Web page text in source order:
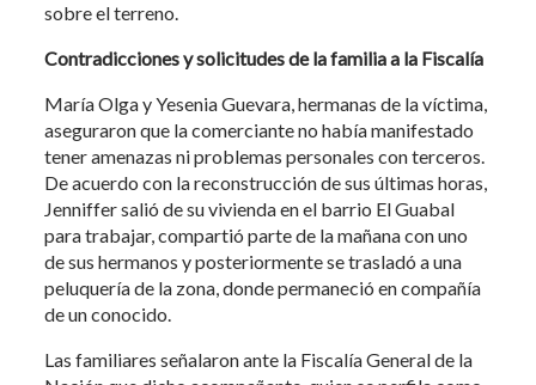
sobre el terreno.
Contradicciones y solicitudes de la familia a la Fiscalía
María Olga y Yesenia Guevara, hermanas de la víctima,
aseguraron que la comerciante no había manifestado
tener amenazas ni problemas personales con terceros.
De acuerdo con la reconstrucción de sus últimas horas,
Jenniffer salió de su vivienda en el barrio El Guabal
para trabajar, compartió parte de la mañana con uno
de sus hermanos y posteriormente se trasladó a una
peluquería de la zona, donde permaneció en compañía
de un conocido.
Las familiares señalaron ante la Fiscalía General de la